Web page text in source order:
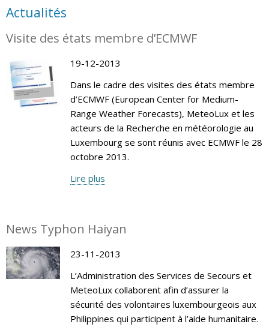
Actualités
Visite des états membre d’ECMWF
19-12-2013
Dans le cadre des visites des états membre
d’ECMWF (European Center for Medium-
Range Weather Forecasts), MeteoLux et les
acteurs de la Recherche en météorologie au
Luxembourg se sont réunis avec ECMWF le 28
octobre 2013.
Lire plus
News Typhon Haiyan
23-11-2013
L’Administration des Services de Secours et
MeteoLux collaborent afin d’assurer la
sécurité des volontaires luxembourgeois aux
Philippines qui participent à l’aide humanitaire.